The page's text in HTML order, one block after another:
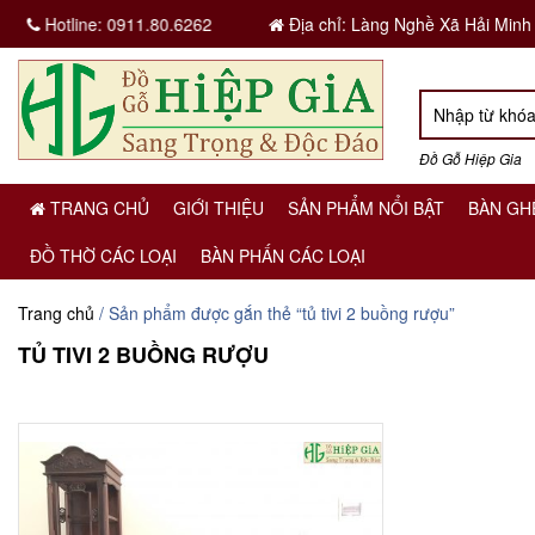
Hotline: 0911.80.6262 Địa chỉ: Làng Nghề Xã Hải
Đồ Gỗ Hiệp Gia
TRANG CHỦ GIỚI THIỆU SẢN PHẨM NỔI BẬT
BÀN
ĐỒ THỜ CÁC LOẠI
BÀN PHẤN CÁC LOẠI
Trang chủ / Sản phẩm được gắn thẻ “tủ tivi 2 buồng rượu”
TỦ TIVI 2 BUỒNG RƯỢU